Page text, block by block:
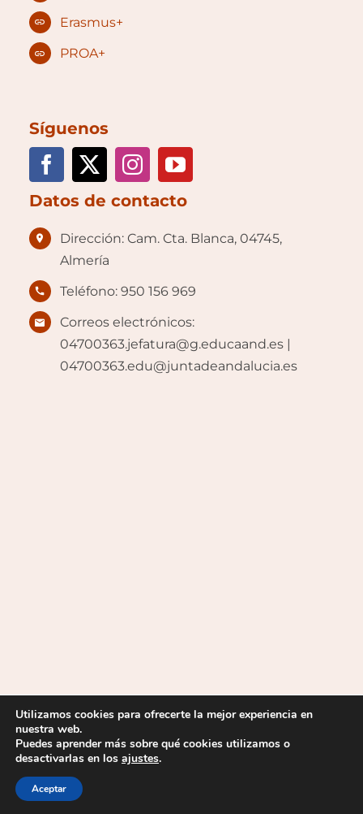
Erasmus+
PROA+
Síguenos
Datos de contacto
Dirección: Cam. Cta. Blanca, 04745,
Almería
Teléfono: 950 156 969
Correos electrónicos:
04700363.jefatura@g.educaand.es |
04700363.edu@juntadeandalucia.es
2026 © IES La Mojonera |Aviso Legal
Política de cookies
Utilizamos cookies para ofrecerte la mejor experiencia en
nuestra web.
Puedes aprender más sobre qué cookies utilizamos o
desactivarlas en los ajustes.
Aceptar